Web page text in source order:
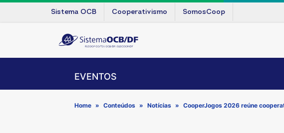
Sistema OCB Cooperativismo SomosCoop
EVENTOS
Home Conteúdos Notícias CooperJogos 2026 reúne